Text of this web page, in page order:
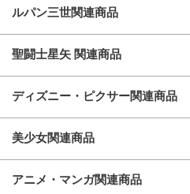
ルパン三世関連商品
聖闘士星矢 関連商品
ディズニー・ピクサー関連商品
美少女関連商品
アニメ・マンガ関連商品